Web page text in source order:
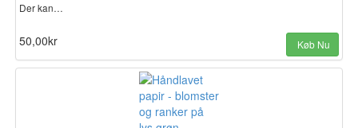
Der kan…
50,00kr Køb Nu